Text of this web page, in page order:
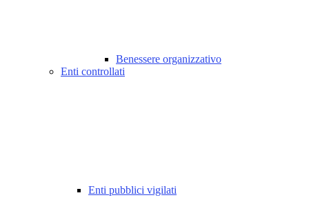
Benessere organizzativo
Enti controllati
Enti pubblici vigilati